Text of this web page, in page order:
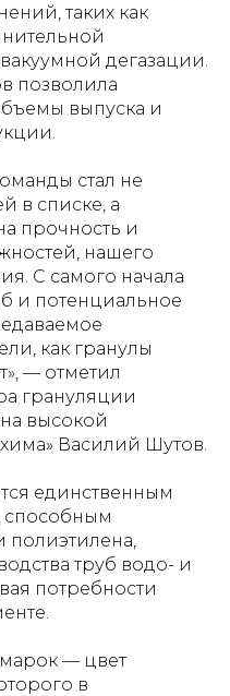
таких как
дегазации.
позволила
выпуска и
стал не
в списке, а
прочность и
нашего
С самого начала
и потенциальное
как гранулы
— отметил
грануляции
высокой
Василий Шутов.
единственным
способным
полиэтилена,
труб водо- и
потребности
— цвет
в